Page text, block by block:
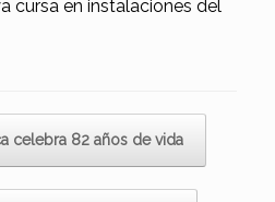
cursa en instalaciones del
celebra 82 años de vida